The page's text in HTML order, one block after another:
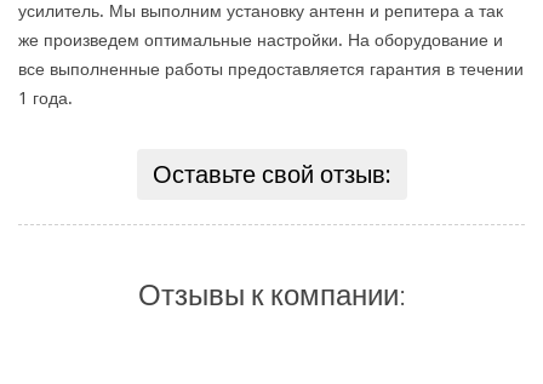
усилитель. Мы выполним установку антенн и репитера а так
же произведем оптимальные настройки. На оборудование и
все выполненные работы предоставляется гарантия в течении
1 года.
Оставьте свой отзыв:
Отзывы к компании: